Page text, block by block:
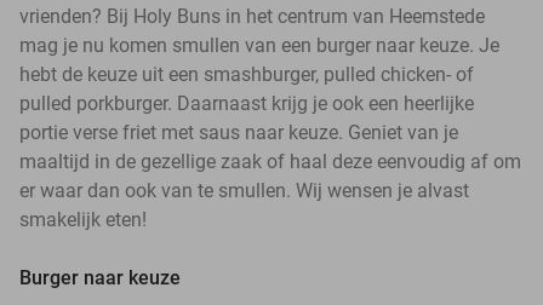
vrienden? Bij Holy Buns in het centrum van Heemstede
mag je nu komen smullen van een burger naar keuze. Je
hebt de keuze uit een smashburger, pulled chicken- of
pulled porkburger. Daarnaast krijg je ook een heerlijke
portie verse friet met saus naar keuze. Geniet van je
maaltijd in de gezellige zaak of haal deze eenvoudig af om
er waar dan ook van te smullen. Wij wensen je alvast
smakelijk eten!
Burger naar keuze